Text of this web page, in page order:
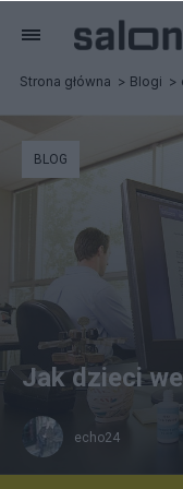
Strona główna Blogi
BLOG
Jak dzieci
echo24